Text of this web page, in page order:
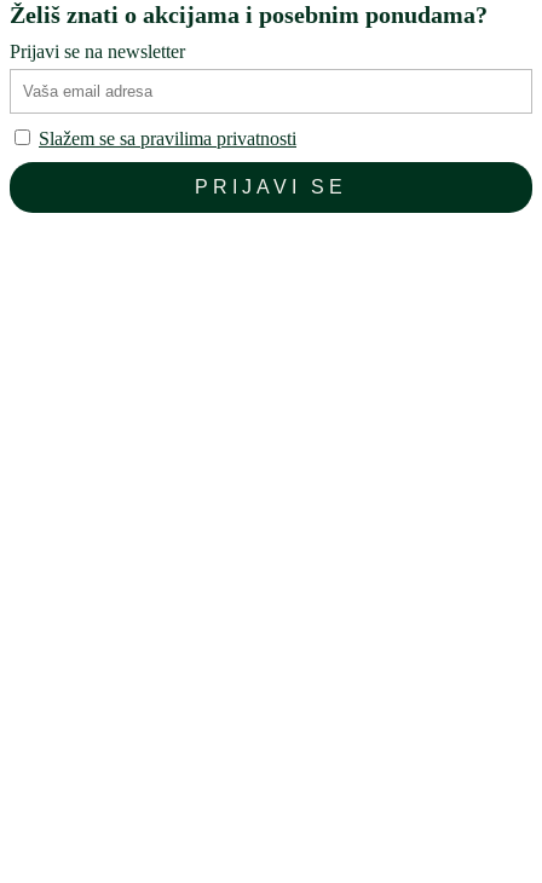
Želiš znati o akcijama i posebnim ponudama?
Prijavi se na newsletter
Slažem se sa pravilima privatnosti